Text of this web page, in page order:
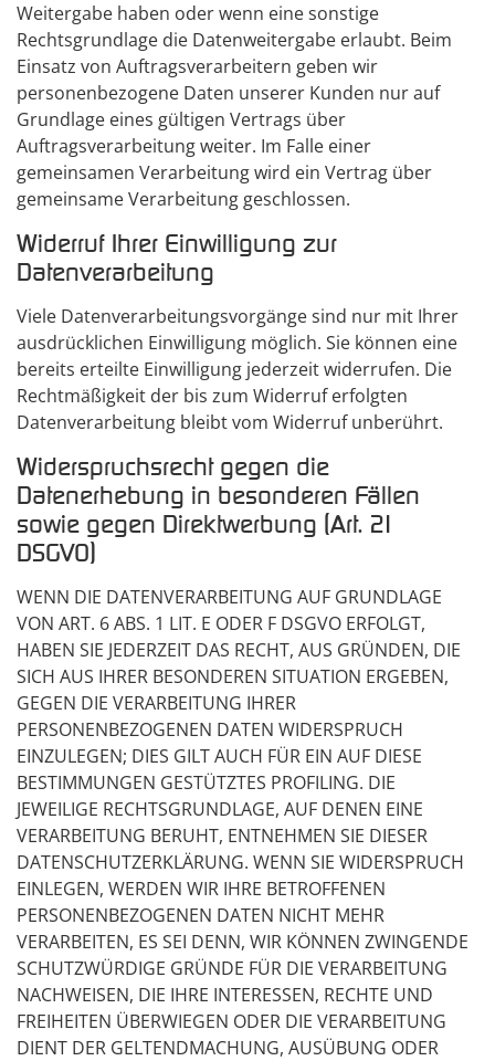
Weitergabe haben oder wenn eine sonstige
Rechtsgrundlage die Datenweitergabe erlaubt. Beim
Einsatz von Auftragsverarbeitern geben wir
personenbezogene Daten unserer Kunden nur auf
Grundlage eines gültigen Vertrags über
Auftragsverarbeitung weiter. Im Falle einer
gemeinsamen Verarbeitung wird ein Vertrag über
gemeinsame Verarbeitung geschlossen.
Widerruf Ihrer Einwilligung zur
Datenverarbeitung
Viele Datenverarbeitungsvorgänge sind nur mit Ihrer
ausdrücklichen Einwilligung möglich. Sie können eine
bereits erteilte Einwilligung jederzeit widerrufen. Die
Rechtmäßigkeit der bis zum Widerruf erfolgten
Datenverarbeitung bleibt vom Widerruf unberührt.
Widerspruchsrecht gegen die
Datenerhebung in besonderen Fällen
sowie gegen Direktwerbung (Art. 21
DSGVO)
WENN DIE DATENVERARBEITUNG AUF GRUNDLAGE
VON ART. 6 ABS. 1 LIT. E ODER F DSGVO ERFOLGT,
HABEN SIE JEDERZEIT DAS RECHT, AUS GRÜNDEN, DIE
SICH AUS IHRER BESONDEREN SITUATION ERGEBEN,
GEGEN DIE VERARBEITUNG IHRER
PERSONENBEZOGENEN DATEN WIDERSPRUCH
EINZULEGEN; DIES GILT AUCH FÜR EIN AUF DIESE
BESTIMMUNGEN GESTÜTZTES PROFILING. DIE
JEWEILIGE RECHTSGRUNDLAGE, AUF DENEN EINE
VERARBEITUNG BERUHT, ENTNEHMEN SIE DIESER
DATENSCHUTZERKLÄRUNG. WENN SIE WIDERSPRUCH
EINLEGEN, WERDEN WIR IHRE BETROFFENEN
PERSONENBEZOGENEN DATEN NICHT MEHR
VERARBEITEN, ES SEI DENN, WIR KÖNNEN ZWINGENDE
SCHUTZWÜRDIGE GRÜNDE FÜR DIE VERARBEITUNG
NACHWEISEN, DIE IHRE INTERESSEN, RECHTE UND
FREIHEITEN ÜBERWIEGEN ODER DIE VERARBEITUNG
DIENT DER GELTENDMACHUNG, AUSÜBUNG ODER